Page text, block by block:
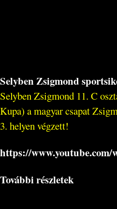
Selyben Zsigmond
Selyben Zsigmond 11. C
Kupa) a magyar csapat
3. helyen végzett!
https://
További részletek